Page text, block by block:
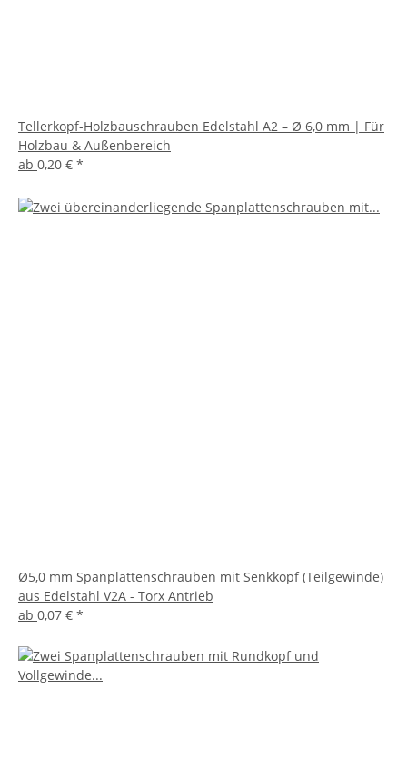
Tellerkopf-Holzbauschrauben Edelstahl A2 – Ø 6,0 mm | Für
Holzbau & Außenbereich
ab 0,20 € *
Ø5,0 mm Spanplattenschrauben mit Senkkopf (Teilgewinde)
aus Edelstahl V2A - Torx Antrieb
ab 0,07 € *